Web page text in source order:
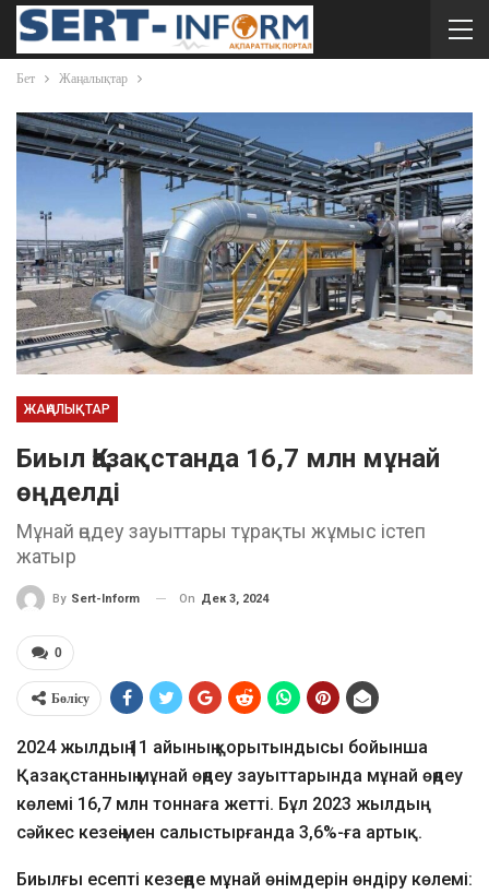
Бет Жаңалықтар
ЖАҢАЛЫҚТАР
Биыл Қазақстанда 16,7 млн мұнай
өңделді
Мұнай өңдеу зауыттары тұрақты жұмыс істеп
жатыр
By Sert-Inform On Дек 3, 2024
0
Бөлісу
2024 жылдың 11 айының қорытындысы бойынша
Қазақстанның мұнай өңдеу зауыттарында мұнай өңдеу
көлемі 16,7 млн тоннаға жетті. Бұл 2023 жылдың
сәйкес кезеңімен салыстырғанда 3,6%-ға артық.
Биылғы есепті кезеңде мұнай өнімдерін өндіру көлемі: